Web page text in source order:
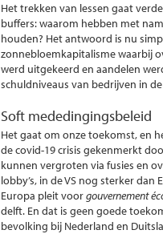
Het trekken van lessen gaat
buffers: waarom hebben met
houden? Het antwoord is nu
zonnebloemkapitalisme waarbij
werd uitgekeerd en aandelen
schuldniveaus van bedrijven in
Soft mededingingsbeleid
Het gaat om onze toekomst, en
de covid-19 crisis gekenmerkt
kunnen vergroten via fusies en
lobby’s, in de VS nog sterker
Europa pleit voorgouvernement
delft. En dat is geen goede
bevolking bij Nederland en